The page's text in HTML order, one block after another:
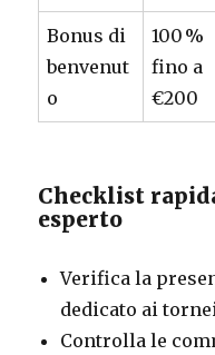
Bonus di
benvenut
o
100 %
fino a
€200
Checklist
esperto
Verifica la
dedicato ai
Controlla le